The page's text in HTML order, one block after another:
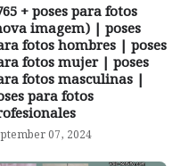
+ poses para fotos
imagem) | poses
fotos hombres | poses
fotos mujer | poses
fotos masculinas |
para fotos
07, 2024